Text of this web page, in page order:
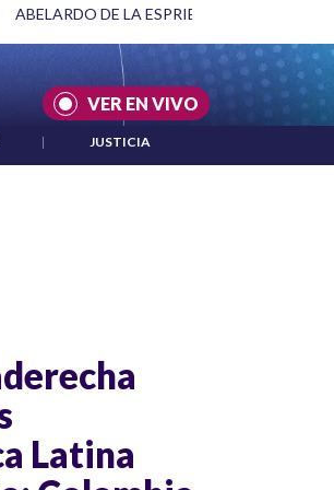
ABELARDO DE LA ESPRIELLA Y DMG
VER EN VIVO
| JUSTICIA
Latina